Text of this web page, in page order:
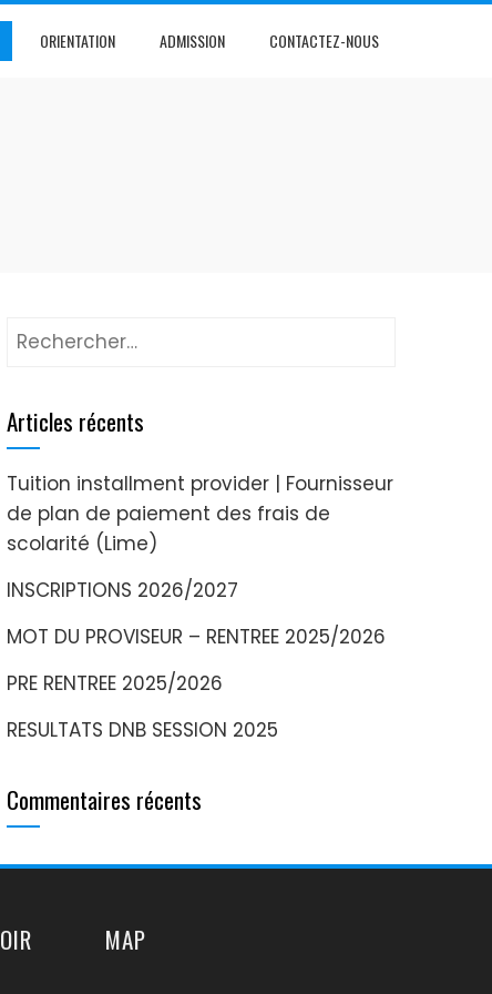
ORIENTATION ADMISSION CONTACTEZ-NOUS
Articles récents
Tuition installment provider | Fournisseur
de plan de paiement des frais de
scolarité (Lime)
INSCRIPTIONS 2026/2027
MOT DU PROVISEUR – RENTREE 2025/2026
PRE RENTREE 2025/2026
RESULTATS DNB SESSION 2025
Commentaires récents
MAP